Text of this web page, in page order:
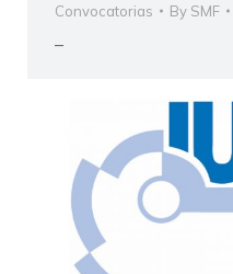
Convocatorias By SMF
–